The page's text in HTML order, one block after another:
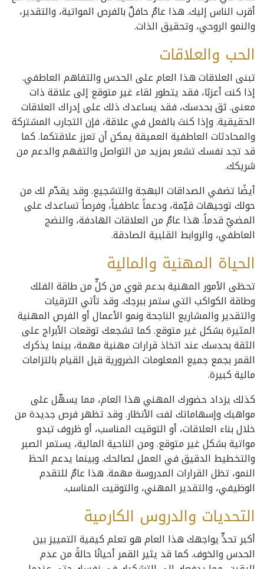
أقرب الناس إليك. هذا عامٌ حافلٌ بالفرص المواتية، والتقدير،
والنمو الروحي، وتحقيق الذات.
الحب والعلاقات
تبنى العلاقات هذا العام على الحدس والتفاهم العاطفي.
إذا كنت أعزبًا، فقد يتطور لقاء غير متوقع إلى علاقة ذات
معنى. ثق بحدسك، فقد يساعدك ذلك على إدراك العلاقات
الحقيقية. وإذا كنتَ بالفعل في علاقة، فإن التجارب المشتركة
والمحادثات العاطفية العميقة يمكن أن تعزز علاقتكما. كما
قد تجد نفسك تشعر بمزيد من التواصل والتفهم والدعم من
شريكك.
أيضًا تضفي الصداقات البهجة والتشجيع. وقد يقدّم لك من
حولك توجيهات قيّمة، ودعماً عاطفياً، وفرصاً تساعدك على
المضيّ قدماً. هذا عامٌ من العلاقات الهادفة، والنضج
العاطفي، والروابط القلبية الصادقة.
الحياة المهنية والمالية
تحظى الأمور المهنية بدعم قوي من كلٍّ من طاقة الفلك
وطاقة الكواكب التي ستمر ببرجك. وقد تأتي الترقيات
والتقدير والمشاريع الناجحة ونمو الأعمال أو الفرص المهنية
المثيرة بشكل غير متوقع. كما تشجعك توقعات الأبراج على
الثقة بحدسك عند اتخاذ قرارات مهنية مهمة، بينما يذكرك
القمر بجمع جميع المعلومات الضرورية قبل القيام بالتزامات
مالية كبيرة.
كذلك يزداد حضورك المهني هذا العام، مما يسهّل على
مواهبك وإسهاماتك لفت الأنظار. وقد تظهر فرص جديدة من
خلال بناء العلاقات، أو التوقيت المناسب، أو ظروف تبدو
مواتية بشكل غير متوقع. ومن الناحية المالية، يستمر الصبر
والتخطيط الدقيق في العمل لصالحك. وبينما يدعم الحظ
النمو، تظل القرارات المدروسة مهمة. هذا عامٌ للتقدم
الوظيفي، والتقدير المهني، والتوقيت المناسب.
التحديات والدروس الكارمية
أكبر تحدٍّ يواجهك هذا العام هو تعلم كيفية التمييز بين
الحدس والخوف. كما قد يثير القمر أحيانًا حالةً من عدم